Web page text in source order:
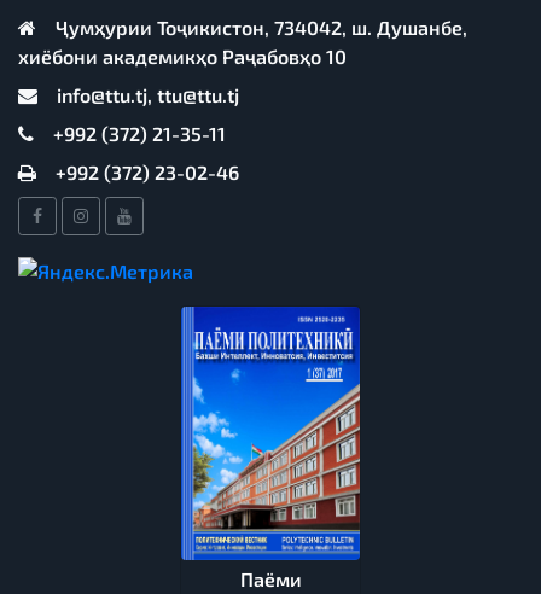
Ҷумҳурии Тоҷикистон, 734042, ш. Душанбе,
хиёбони академикҳо Раҷабовҳо 10
info@ttu.tj, ttu@ttu.tj
+992 (372) 21-35-11
+992 (372) 23-02-46
Паёми